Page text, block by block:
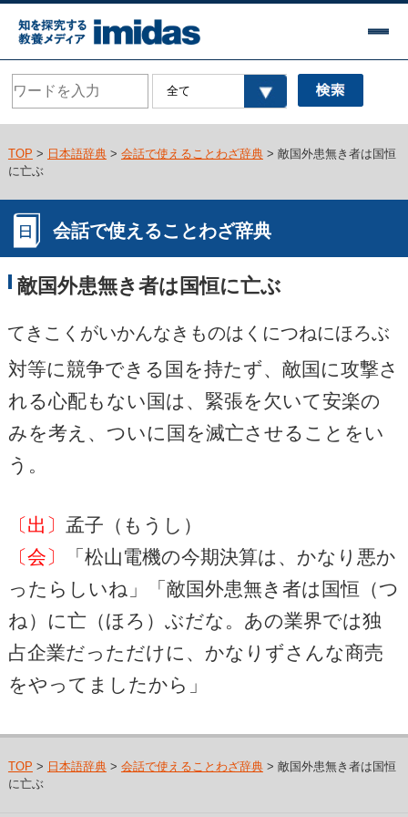
TOP > 日本語辞典> 会話で使えることわざ辞典> 敵国外患無き者は国恒
に亡ぶ
会話で使えることわざ辞典
敵国外患無き者は国恒に亡ぶ
てきこくがいかんなきものはくにつねにほろぶ
対等に競争できる国を持たず、敵国に攻撃さ
れる心配もない国は、緊張を欠いて安楽の
みを考え、ついに国を滅亡させることをい
う。
〔出〕 孟子（もうし）
〔会〕
「松山電機の今期決算は、かなり悪か
ったらしいね」「敵国外患無き者は国恒（つ
ね）に亡（ほろ）ぶだな。あの業界では独
占企業だっただけに、かなりずさんな商売
をやってましたから」
TOP > 日本語辞典> 会話で使えることわざ辞典> 敵国外患無き者は国恒
に亡ぶ